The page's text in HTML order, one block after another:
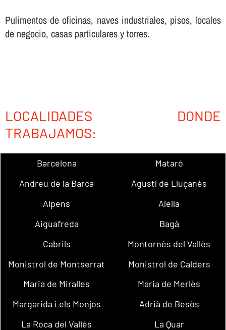
Pulimentos de oficinas, naves industriales, pisos, locales
de negocio, casas particulares y torres.
LOCALIDADES DONDE
TRABAJAMOS:
Barcelona
Mataró
Andreu de la Barca
Agustí de Lluçanès
Alpens
Alella
Aiguafreda
Bagà
Cabrils
Montornès del Vallès
Monistrol de Montserrat
Monistrol de Calders
Maria de Miralles
Maria de Merlès
Margarida i els Monjos
Adrià de Besòs
La Roca del Vallès
La Quar